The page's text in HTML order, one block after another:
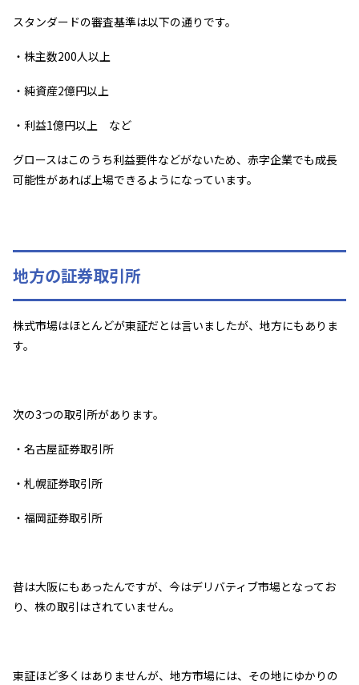
スタンダードの審査基準は以下の通りです。
・株主数200人以上
・純資産2億円以上
・利益1億円以上 など
グロースはこのうち利益要件などがないため、赤字企業でも成長
可能性があれば上場できるようになっています。
地方の証券取引所
株式市場はほとんどが東証だとは言いましたが、地方にもありま
す。
次の3つの取引所があります。
・名古屋証券取引所
・札幌証券取引所
・福岡証券取引所
昔は大阪にもあったんですが、今はデリバティブ市場となってお
り、株の取引はされていません。
東証ほど多くはありませんが、地方市場には、その地にゆかりの